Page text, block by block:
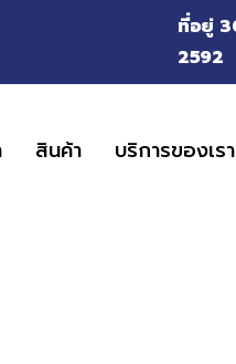
ที่อยู่
2592
สินค้า บริการของเรา